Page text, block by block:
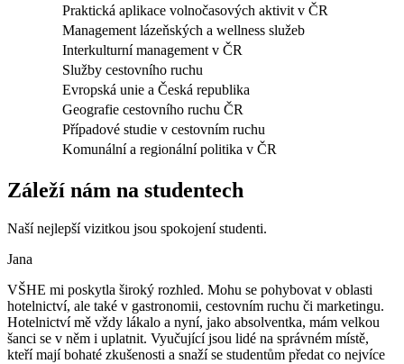
Praktická aplikace volnočasových aktivit v ČR
Management lázeňských a wellness služeb
Interkulturní management v ČR
Služby cestovního ruchu
Evropská unie a Česká republika
Geografie cestovního ruchu ČR
Případové studie v cestovním ruchu
Komunální a regionální politika v ČR
Záleží nám na studentech
Naší nejlepší vizitkou jsou spokojení studenti.
Jana
VŠHE mi poskytla široký rozhled. Mohu se pohybovat v oblasti
hotelnictví, ale také v gastronomii, cestovním ruchu či marketingu.
Hotelnictví mě vždy lákalo a nyní, jako absolventka, mám velkou
šanci se v něm i uplatnit. Vyučující jsou lidé na správném místě,
kteří mají bohaté zkušenosti a snaží se studentům předat co nejvíce